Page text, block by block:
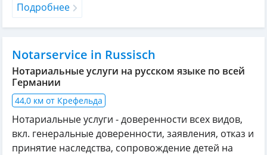
Подробнее
Notarservice in Russisch
Нотариальные услуги на русском языке по всей
Германии
44,0 км от Крефельда
Нотариальные услуги - доверенности всех видов,
вкл. генеральные доверенности, заявления, отказ и
принятие наследства, сопровождение детей на